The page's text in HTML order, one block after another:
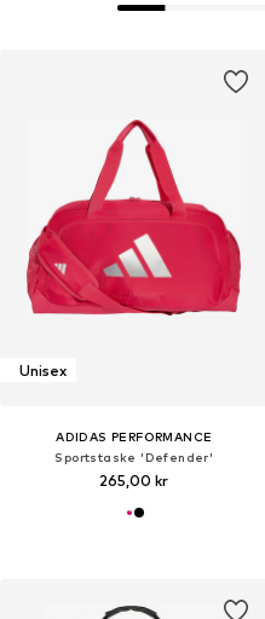
Unisex
ADIDAS PERFORMANCE
Sportstaske 'Defender'
265,00 kr